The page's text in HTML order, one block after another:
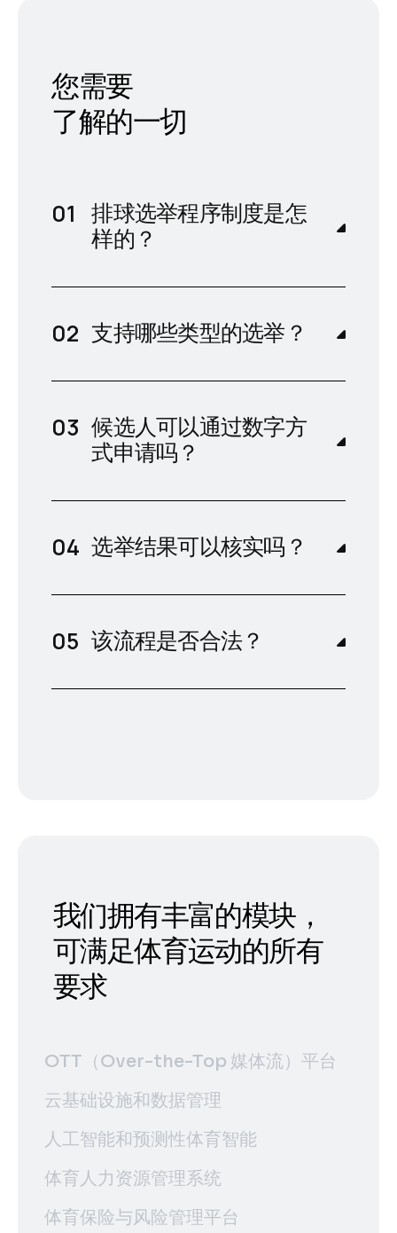
您需要
了解的一切
排球选举程序制度是怎
样的？
支持哪些类型的选举？
候选人可以通过数字方
式申请吗？
选举结果可以核实吗？
该流程是否合法？
我们拥有丰富的模块，
可满足体育运动的所有
要求
OTT（Over-the-Top 媒体流）平台
云基础设施和数据管理
人工智能和预测性体育智能
体育人力资源管理系统
体育保险与风险管理平台